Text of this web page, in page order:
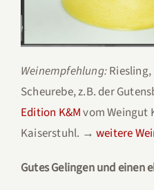
Weinempfehlung:
Scheurebe, z.B. der
Edition K&Mvom Weingut
Kaiserstuhl. → weitere
Gutes Gelingen und einen